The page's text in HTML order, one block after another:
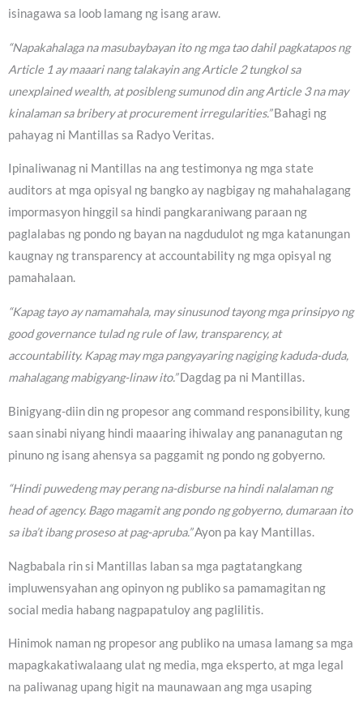
isinagawa sa loob lamang ng isang araw.
“Napakahalaga na masubaybayan ito ng mga tao dahil pagkatapos ng
Article 1 ay maaari nang talakayin ang Article 2 tungkol sa
unexplained wealth, at posibleng sumunod din ang Article 3 na may
kinalaman sa bribery at procurement irregularities.”Bahagi ng
pahayag ni Mantillas sa Radyo Veritas.
Ipinaliwanag ni Mantillas na ang testimonya ng mga state
auditors at mga opisyal ng bangko ay nagbigay ng mahahalagang
impormasyon hinggil sa hindi pangkaraniwang paraan ng
paglalabas ng pondo ng bayan na nagdudulot ng mga katanungan
kaugnay ng transparency at accountability ng mga opisyal ng
pamahalaan.
“Kapag tayo ay namamahala, may sinusunod tayong mga prinsipyo ng
good governance tulad ng rule of law, transparency, at
accountability. Kapag may mga pangyayaring nagiging kaduda-duda,
mahalagang mabigyang-linaw ito.”Dagdag pa ni Mantillas.
Binigyang-diin din ng propesor ang command responsibility, kung
saan sinabi niyang hindi maaaring ihiwalay ang pananagutan ng
pinuno ng isang ahensya sa paggamit ng pondo ng gobyerno.
“Hindi puwedeng may perang na-disburse na hindi nalalaman ng
head of agency. Bago magamit ang pondo ng gobyerno, dumaraan ito
sa iba’t ibang proseso at pag-apruba.”Ayon pa kay Mantillas.
Nagbabala rin si Mantillas laban sa mga pagtatangkang
impluwensyahan ang opinyon ng publiko sa pamamagitan ng
social media habang nagpapatuloy ang paglilitis.
Hinimok naman ng propesor ang publiko na umasa lamang sa mga
mapagkakatiwalaang ulat ng media, mga eksperto, at mga legal
na paliwanag upang higit na maunawaan ang mga usaping